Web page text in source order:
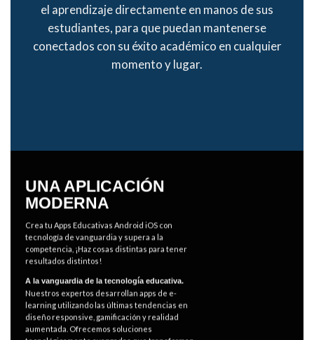
el aprendizaje directamente en manos de sus
estudiantes, para que puedan mantenerse
conectados con su éxito académico en cualquier
momento y lugar.
UNA APLICACIÓN
MODERNA
Crea tu Apps Educativas Android iOS con
tecnología de vanguardia y supera a la
competencia, ¡Haz cosas distintas para tener
resultados distintos!
A la vanguardia de la tecnología educativa.
Nuestros expertos desarrollan apps de e-
learning utilizando las últimas tendencias en
diseño responsive, gamificación y realidad
aumentada. Ofrecemos soluciones